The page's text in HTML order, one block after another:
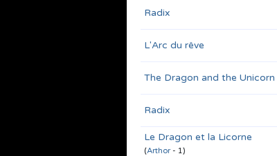
Radix
L'Arc du rêve
The Dragon and the Unicorn
Radix
Le Dragon et la Licorne
(Arthor- 1)